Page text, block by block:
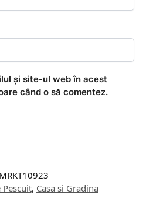
și site-ul web în acest
când o să comentez.
MRKT10923
, Casa si Gradina